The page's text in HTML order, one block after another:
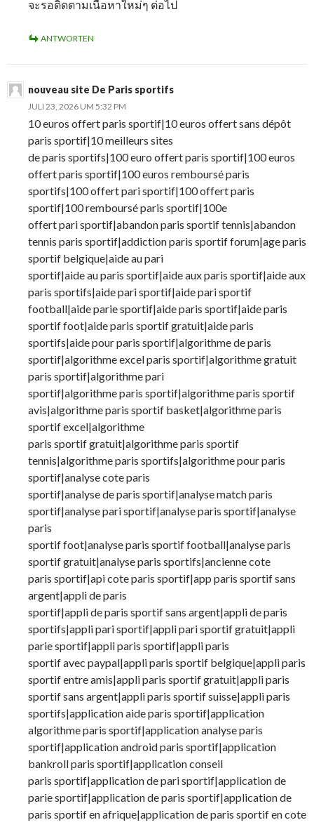
จะรอติดตามเนื้อหาใหม่ๆ ต่อไป
ANTWORTEN
nouveau site De Paris sportifs
JULI 23, 2026 UM 5:32 PM
10 euros offert paris sportif|10 euros offert sans dépôt
paris sportif|10 meilleurs sites
de paris sportifs|100 euro offert paris sportif|100 euros
offert paris sportif|100 euros remboursé paris
sportifs|100 offert pari sportif|100 offert paris
sportif|100 remboursé paris sportif|100e
offert pari sportif|abandon paris sportif tennis|abandon
tennis paris sportif|addiction paris sportif forum|age paris
sportif belgique|aide au pari
sportif|aide au paris sportif|aide aux paris sportif|aide aux
paris sportifs|aide pari sportif|aide pari sportif
football|aide parie sportif|aide paris sportif|aide paris
sportif foot|aide paris sportif gratuit|aide paris
sportifs|aide pour paris sportif|algorithme de paris
sportif|algorithme excel paris sportif|algorithme gratuit
paris sportif|algorithme pari
sportif|algorithme paris sportif|algorithme paris sportif
avis|algorithme paris sportif basket|algorithme paris
sportif excel|algorithme
paris sportif gratuit|algorithme paris sportif
tennis|algorithme paris sportifs|algorithme pour paris
sportif|analyse cote paris
sportif|analyse de paris sportif|analyse match paris
sportif|analyse pari sportif|analyse paris sportif|analyse
paris
sportif foot|analyse paris sportif football|analyse paris
sportif gratuit|analyse paris sportifs|ancienne cote
paris sportif|api cote paris sportif|app paris sportif sans
argent|appli de paris
sportif|appli de paris sportif sans argent|appli de paris
sportifs|appli pari sportif|appli pari sportif gratuit|appli
parie sportif|appli paris sportif|appli paris
sportif avec paypal|appli paris sportif belgique|appli paris
sportif entre amis|appli paris sportif gratuit|appli paris
sportif sans argent|appli paris sportif suisse|appli paris
sportifs|application aide paris sportif|application
algorithme paris sportif|application analyse paris
sportif|application android paris sportif|application
bankroll paris sportif|application conseil
paris sportif|application de pari sportif|application de
parie sportif|application de paris sportif|application de
paris sportif en afrique|application de paris sportif en cote